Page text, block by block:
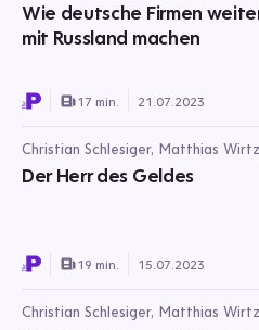
Wirtz
Wie deutsche Firmen
mit Russland machen
17 min. 21.07.2023
Christian Schlesiger, Matthias Wirtz
Der Herr des Geldes
19 min. 15.07.2023
Christian Schlesiger, Matthias